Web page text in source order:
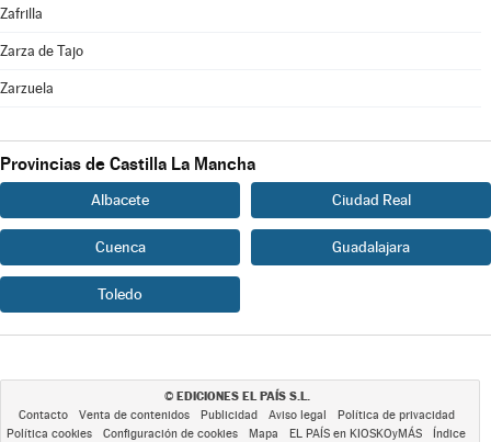
Zafrilla
Zarza de Tajo
Zarzuela
Provincias de Castilla La Mancha
Albacete Ciudad Real
Cuenca Guadalajara
Toledo
© EDICIONES EL PAÍS S.L.
Contacto Venta de contenidos Publicidad Aviso legal
Política de privacidad
Política cookies
Configuración de cookies Mapa EL PAÍS en KIOSKOyMÁS Índice